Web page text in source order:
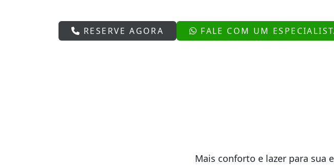
RESERVE AGORA FALE COM UM
Mais conforto e lazer para sua